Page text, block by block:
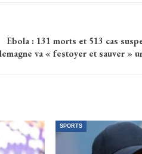
Ebola : 131 morts et 513 cas
va « festoyer et sauver »
SPORTS